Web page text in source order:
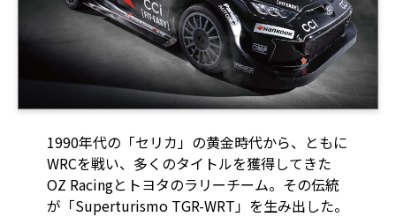
1990年代の「セリカ」の黄金時代から、ともに
WRCを戦い、多くのタイトルを獲得してきた
OZ Racingとトヨタのラリーチーム。その伝統
が「Superturismo TGR-WRT」を生み出した。